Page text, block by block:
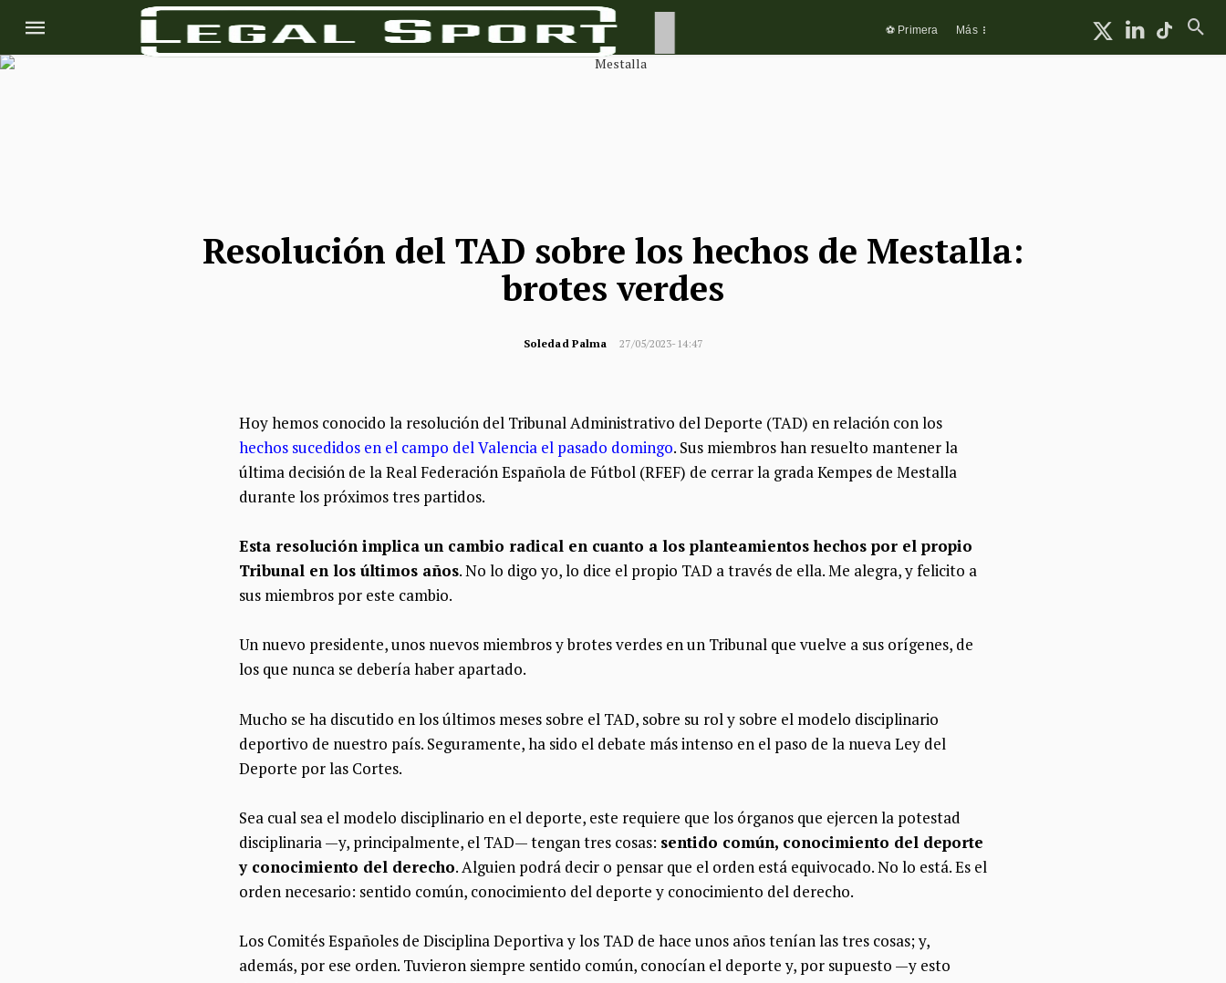
⚽ Primera Más
Resolución del TAD sobre los hechos de Mestalla:
brotes verdes
Soledad Palma 27/05/2023-14:47
Hoy hemos conocido la resolución del Tribunal Administrativo del Deporte (TAD) en relación con los
hechos sucedidos en el campo del Valencia el pasado domingo. Sus miembros han resuelto mantener la
última decisión de la Real Federación Española de Fútbol (RFEF) de cerrar la grada Kempes de Mestalla
durante los próximos tres partidos.
Esta resolución implica un cambio radical en cuanto a los planteamientos hechos por el propio
Tribunal en los últimos años. No lo digo yo, lo dice el propio TAD a través de ella. Me alegra, y felicito a
sus miembros por este cambio.
Un nuevo presidente, unos nuevos miembros y brotes verdes en un Tribunal que vuelve a sus orígenes, de
los que nunca se debería haber apartado.
Mucho se ha discutido en los últimos meses sobre el TAD, sobre su rol y sobre el modelo disciplinario
deportivo de nuestro país. Seguramente, ha sido el debate más intenso en el paso de la nueva Ley del
Deporte por las Cortes.
Sea cual sea el modelo disciplinario en el deporte, este requiere que los órganos que ejercen la potestad
disciplinaria —y, principalmente, el TAD— tengan tres cosas: sentido común, conocimiento del deporte
y conocimiento del derecho. Alguien podrá decir o pensar que el orden está equivocado. No lo está. Es el
orden necesario: sentido común, conocimiento del deporte y conocimiento del derecho.
Los Comités Españoles de Disciplina Deportiva y los TAD de hace unos años tenían las tres cosas; y,
además, por ese orden. Tuvieron siempre sentido común, conocían el deporte y, por supuesto —y esto